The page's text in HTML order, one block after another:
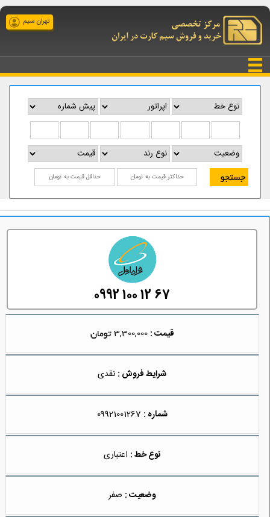
تهران سیم
0992 100 12 67
قیمت : 3,300,000
شرایط فروش : نقدی
شماره : 09921001267
نوع خط : اعتباری
وضعیت : صفر